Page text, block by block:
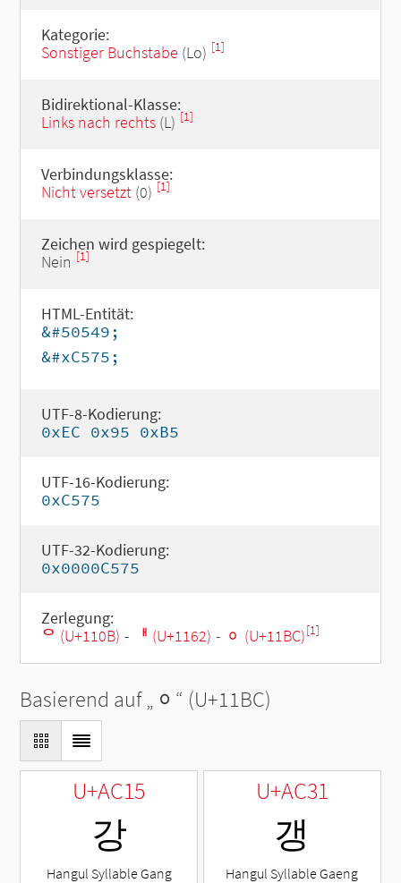
Kategorie:
Sonstiger Buchstabe (Lo) [1]
Bidirektional-Klasse:
Links nach rechts(L) [1]
Verbindungsklasse:
Nicht versetzt(0) [1]
Zeichen wird gespiegelt:
Nein [1]
HTML-Entität:
&#50549;
&#xC575;
UTF-8-Kodierung:
0xEC 0x95 0xB5
UTF-16-Kodierung:
0xC575
UTF-32-Kodierung:
0x0000C575
Zerlegung:
ᄋ (U+110B) - ᅢ (U+1162) - ᆼ (U+11BC)[1]
Basierend auf „ ᆼ “ (U+11BC)
U+AC15
강
Hangul Syllable Gang
U+AC31
갱
Hangul Syllable Gaeng